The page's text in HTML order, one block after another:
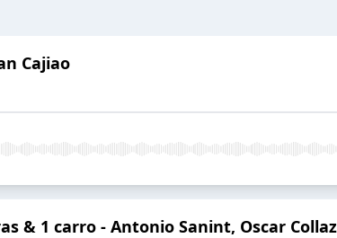
Cajiao
& 1 carro - Antonio Sanint, Oscar